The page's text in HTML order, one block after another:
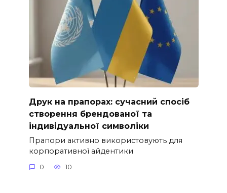
Друк на прапорах: сучасний спосіб
створення брендованої та
індивідуальної символіки
Прапори активно використовують для
корпоративної айдентики
0 10